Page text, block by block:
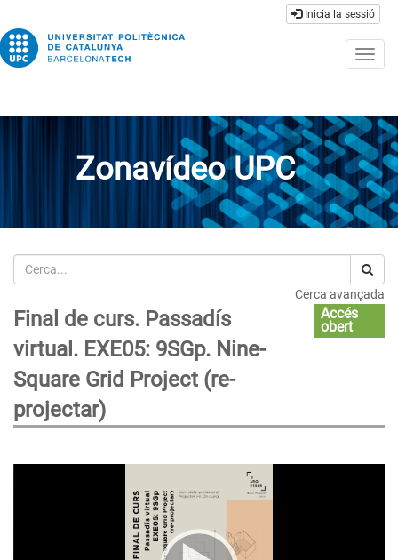
Inicia la sessió
Zonavídeo UPC
Cerca
Cerca avançada
Final de curs. Passadís
virtual. EXE05: 9SGp. Nine-
Square Grid Project (re-
projectar)
Accés
obert